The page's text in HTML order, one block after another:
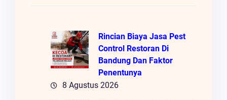
Rincian Biaya Jasa Pest
Control Restoran Di
Bandung Dan Faktor
Penentunya
8 Agustus 2026